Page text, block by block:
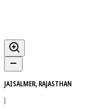
JAISALMER, RAJASTHAN
|